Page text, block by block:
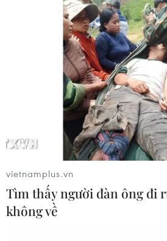
Thường trực Ban Bí
Cẩm Tú tiếp Tổng Thư ký Đảng
CNDD-FDD Burundi
29/07/2026 08:24
Tăng cường quan hệ đoàn kết,
tác song phương Việt Nam-
28/07/2026 14:17
Thảm sát tại Tây Bắc Nigeria
nhất 30 người thiệt mạng
vietnamplus.vn
Tìm thấy người đàn ông đi
không về